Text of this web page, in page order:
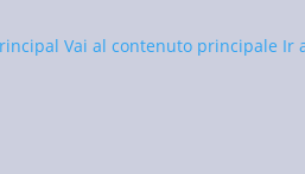
Vai al contenuto principale Ir